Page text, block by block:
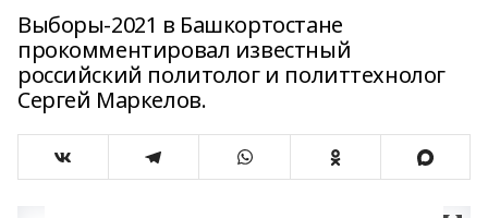
Выборы-2021 в Башкортостане
прокомментировал известный
российский политолог и политтехнолог
Сергей Маркелов.